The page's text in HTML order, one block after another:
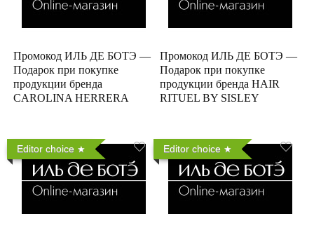
Промокод ИЛЬ ДЕ БОТЭ —
Подарок при покупке
продукции бренда
CAROLINA HERRERA
Промокод ИЛЬ ДЕ БОТЭ —
Подарок при покупке
продукции бренда HAIR
RITUEL BY SISLEY
Editor choice Editor choice